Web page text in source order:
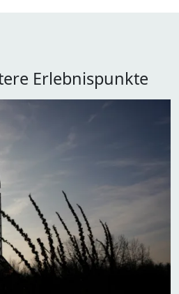
Erlebnispunkte